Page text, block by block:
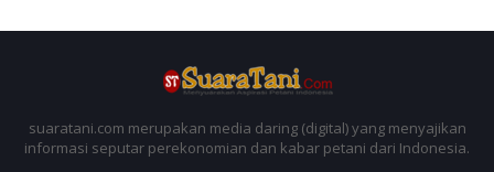
suaratani.com merupakan media daring (digital) yang menyajikan
informasi seputar perekonomian dan kabar petani dari Indonesia.